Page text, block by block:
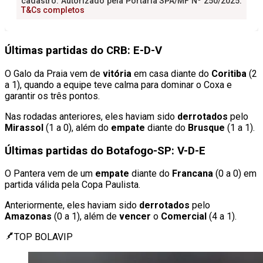
Últimas partidas do CRB: E-D-V
O Galo da Praia vem de vitória em casa diante do Coritiba (2
a 1), quando a equipe teve calma para dominar o Coxa e
garantir os três pontos.
Nas rodadas anteriores, eles haviam sido derrotados pelo
Mirassol (1 a 0), além do empate diante do Brusque (1 a 1).
Últimas partidas do Botafogo-SP: V-D-E
O Pantera vem de um empate diante do Francana (0 a 0) em
partida válida pela Copa Paulista.
Anteriormente, eles haviam sido derrotados pelo
Amazonas (0 a 1), além de vencer o Comercial (4 a 1).
TOP BOLAVIP